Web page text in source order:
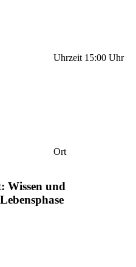
Uhrzeit 15:00 Uhr
Ort
Wissen und